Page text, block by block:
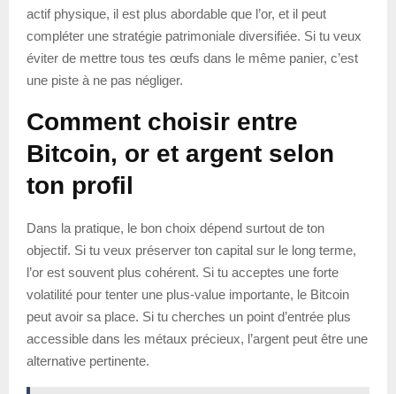
actif physique, il est plus abordable que l’or, et il peut
compléter une stratégie patrimoniale diversifiée. Si tu veux
éviter de mettre tous tes œufs dans le même panier, c’est
une piste à ne pas négliger.
Comment choisir entre
Bitcoin, or et argent selon
ton profil
Dans la pratique, le bon choix dépend surtout de ton
objectif. Si tu veux préserver ton capital sur le long terme,
l’or est souvent plus cohérent. Si tu acceptes une forte
volatilité pour tenter une plus-value importante, le Bitcoin
peut avoir sa place. Si tu cherches un point d’entrée plus
accessible dans les métaux précieux, l’argent peut être une
alternative pertinente.